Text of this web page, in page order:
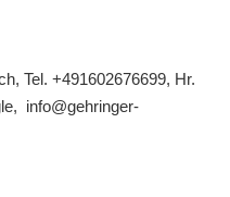
Tel. +491602676699, Hr.
info@gehringer-